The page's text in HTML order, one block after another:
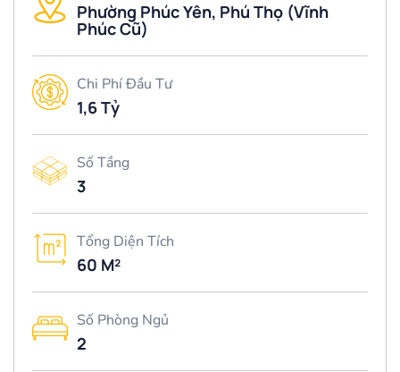
Phường Phúc Yên, Phú Thọ (Vĩnh
Phúc Cũ)
Chi Phí Đầu Tư
1,6 Tỷ
Số Tầng
3
Tổng Diện Tích
60 M²
Số Phòng Ngủ
2